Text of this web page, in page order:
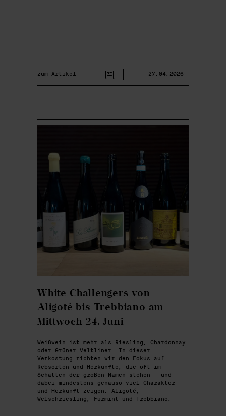
zum Artikel 27.04.2026
White Challengers von
Aligoté bis Trebbiano am
Mittwoch 24. Juni
Weißwein ist mehr als Riesling, Chardonnay
oder Grüner Veltliner. In dieser
Verkostung richten wir den Fokus auf
Rebsorten und Herkünfte, die oft im
Schatten der großen Namen stehen – und
dabei mindestens genauso viel Charakter
und Herkunft zeigen: Aligoté,
Welschriesling, Furmint und Trebbiano.